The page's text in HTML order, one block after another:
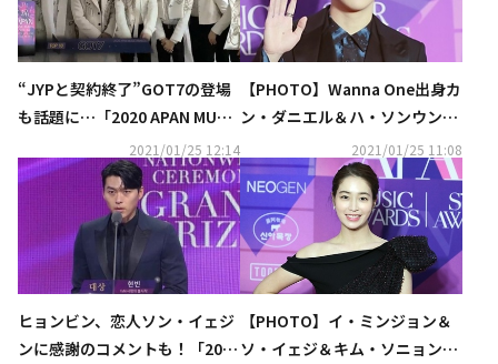
“JYPと契約終了”GOT7の登場
も話題に…「2020 APAN MUSI
C AWARDS」今年の受賞者は？
（総合）
2021/01/25 12:14
【PHOTO】Wanna One出身カ
ン・ダニエル＆ハ・ソンウン＆
キム・ジェファンら「2020 AP
AN MUSIC AWARDS」レッドカ
ーペットに登場
2021/01/25 11:08
ヒョンビン、恋人ソン・イェジ
ンに感謝のコメントも！「2020
【PHOTO】イ・ミンジョン＆
ソ・イェジ＆キム・ソニョンら